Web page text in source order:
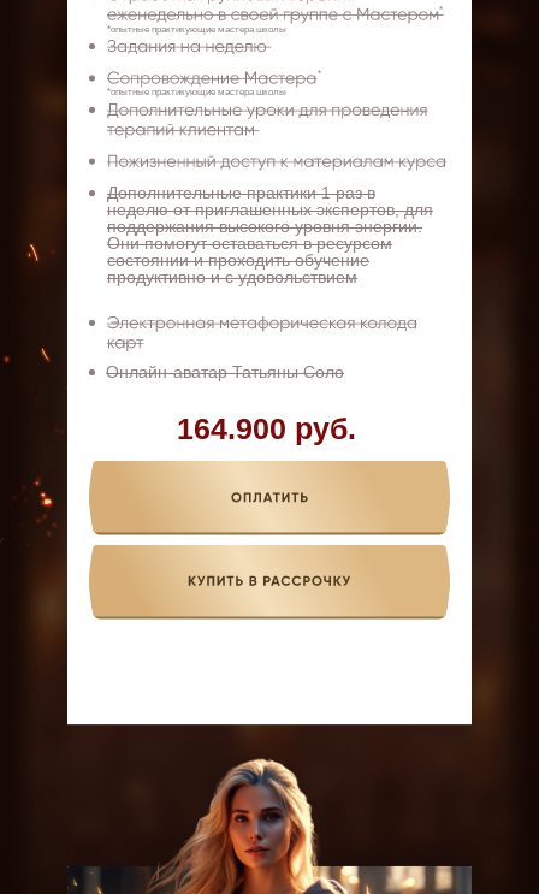
164.900 руб.
Дополнительные практики 1 раз в
неделю от приглашенных экспертов, для
поддержания высокого уровня энергии.
Они помогут оставаться в ресурсом
состоянии и проходить обучение
продуктивно и с удовольствием
Онлайн-аватар Татьяны Соло
*опытные практикующие мастера школы
*опытные практикующие мастера школы
*
*